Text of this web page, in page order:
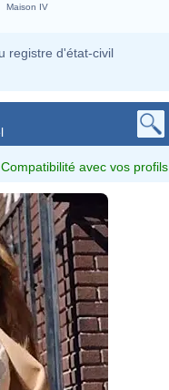
Maison IV
registre d'état-civil
Compatibilité avec vos profils